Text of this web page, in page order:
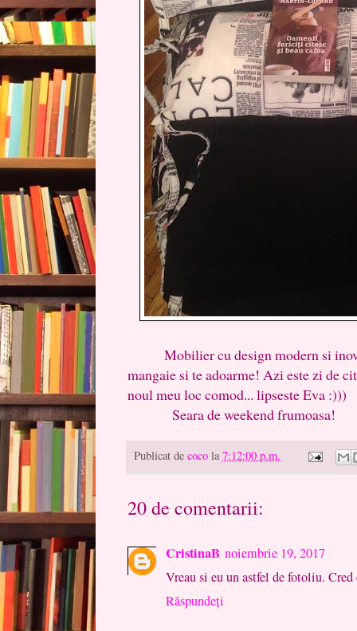
Mobilier cu design modern si
mangaie si te adoarme! Azi este zi de
noul meu loc comod... lipseste Eva :)))
Seara de weekend frumoasa!
Publicat de coco la7:12:00 p.m.
20 de comentarii:
CristinaB noiembrie 19, 2017
Vreau si eu un astfel de fotoliu.
Răspundeți